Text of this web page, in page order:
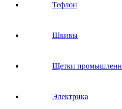
Тефлон
Шкивы
Щетки
Электрика